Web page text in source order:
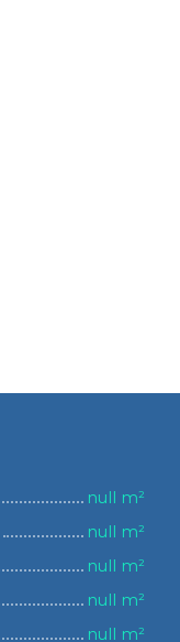
null m²
null m²
null m²
null m²
null m²